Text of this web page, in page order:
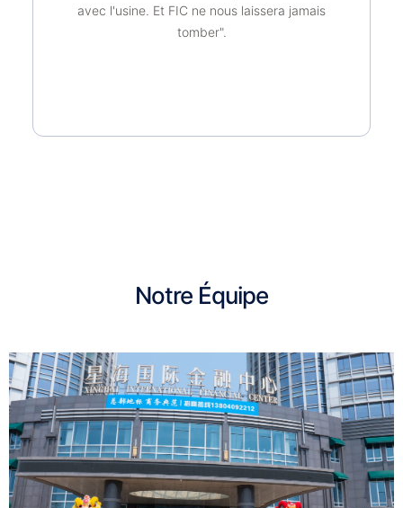
avec l'usine. Et FIC ne nous laissera jamais
tomber".
Notre Équipe